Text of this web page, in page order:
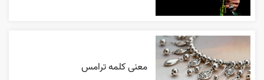
معنی کلمه ترامس